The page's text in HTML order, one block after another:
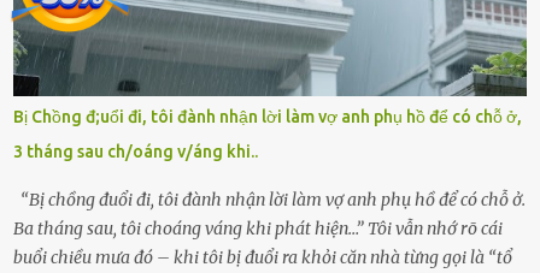
viện cớ “không đủ khả năng nuôi dưỡng” và ký vào giấy từ chối
quyền giám hộ, yêu cầu bệnh viện xử lý bé như một trường hợp bị
bỏ rơi. Trong khi ấy, con gái ruột của họ – Trần Lệ Mi – vẫn đang
mê man sau sinh, hoàn toàn không hay biết chuyện gì xảy ra.
Thiếu úy Nguyễn Thị Mai, một nữ cảnh sát công tác tại địa phương,
tình cờ chứng kiến giây phút bé bị đưa đi trong lặng lẽ. Nét mặt đỏ
hỏn, bàn tay bé xíu co quắp, ...
Bị Chồng đ;uổi đi, tôi đành nhận lời làm vợ anh phụ hồ để có chỗ ở,
3 tháng sau ch/oáng v/áng khi..
“Bị chồng đuổi đi, tôi đành nhận lời làm vợ anh phụ hồ để có chỗ ở.
Ba tháng sau, tôi choáng váng khi phát hiện…” Tôi vẫn nhớ rõ cái
buổi chiều mưa đó – khi tôi bị đuổi ra khỏi căn nhà từng gọi là “tổ